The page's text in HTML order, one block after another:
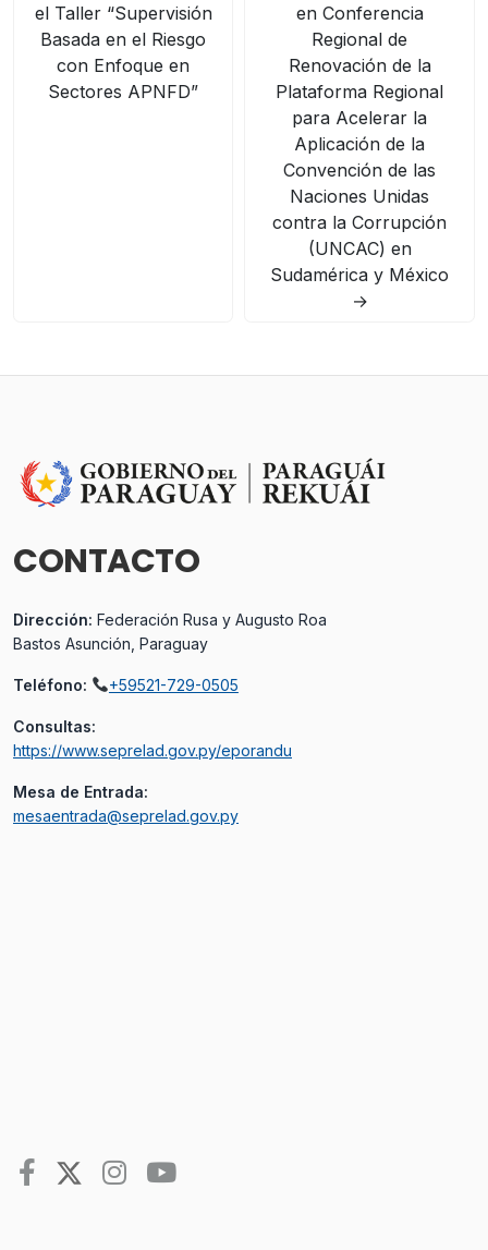
el Taller “Supervisión
Basada en el Riesgo
con Enfoque en
Sectores APNFD”
en Conferencia
Regional de
Renovación de la
Plataforma Regional
para Acelerar la
Aplicación de la
Convención de las
Naciones Unidas
contra la Corrupción
(UNCAC) en
Sudamérica y México
→
CONTACTO
Dirección: Federación Rusa y Augusto Roa
Bastos Asunción, Paraguay
Teléfono: +59521-729-0505
Consultas:
https://www.seprelad.gov.py/eporandu
Mesa de Entrada:
mesaentrada@seprelad.gov.py